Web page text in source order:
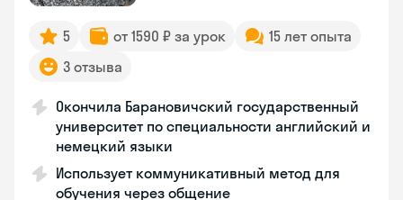
5 от 1590 ₽ за урок
15 лет опыта
3 отзыва
Окончила Барановичский государственный
университет по специальности английский и
немецкий языки
Использует коммуникативный метод для
обучения через общение